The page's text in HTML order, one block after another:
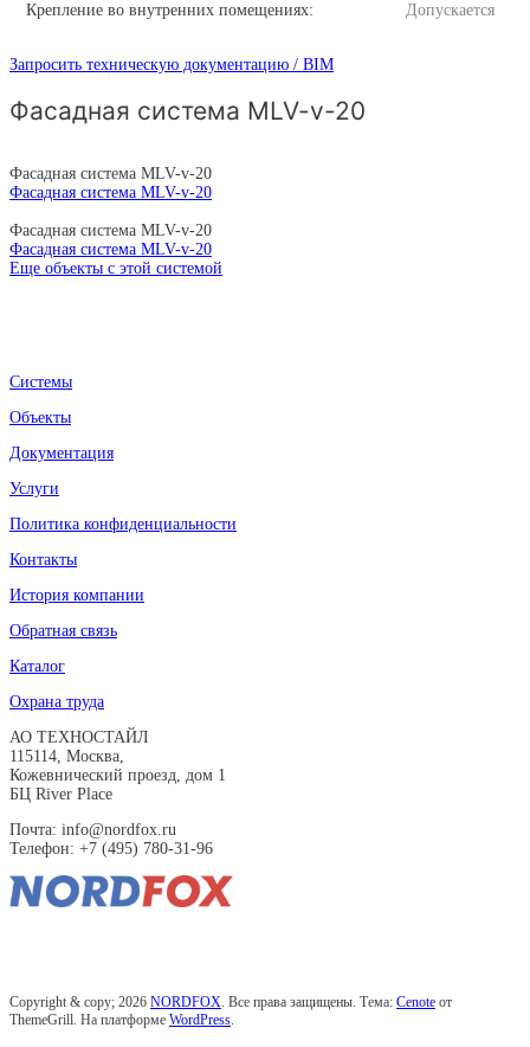
Крепление во внутренних помещениях: Допускается
Запросить техническую документацию / BIM
Фасадная система MLV-v-20
Фасадная система MLV-v-20
Фасадная система MLV-v-20
Фасадная система MLV-v-20
Фасадная система MLV-v-20
Еще объекты с этой системой
Системы
Объекты
Документация
Услуги
Политика конфиденциальности
Контакты
История компании
Обратная связь
Каталог
Охрана труда
АО ТЕХНОСТАЙЛ
115114, Москва,
Кожевнический проезд, дом 1
БЦ River Place
Почта: info@nordfox.ru
Телефон: +7 (495) 780-31-96
Copyright & copy; 2026 NORDFOX. Все права защищены. Тема: Cenote от
ThemeGrill. На платформе WordPress.